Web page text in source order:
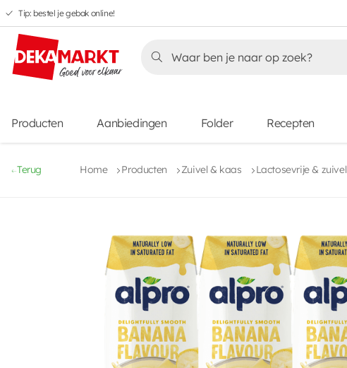
Overslaan
naar
hoofdnavigatie
Overslaan
naar
hoofdinhoud
Overslaan
naar
voettekstinhoud
Overslaan
naar
aanbiedingen
Tip: bestel je gebak online!
Producten Aanbiedingen Folder Recepten
Terug Home Producten Zuivel & kaas Lactosevrije & zuivel